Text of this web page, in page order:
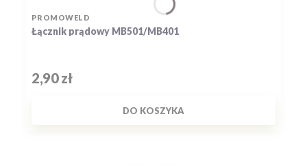
Łącznik prądowy MB501/MB401
PRODUCENT
PROMOWELD
Cena
2,90 zł
DO KOSZYKA